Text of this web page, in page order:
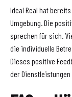
Ideal Real hat
Umgebung. Die
sprechen für sich.
die individuelle
Dieses positive
der Dienstleistungen